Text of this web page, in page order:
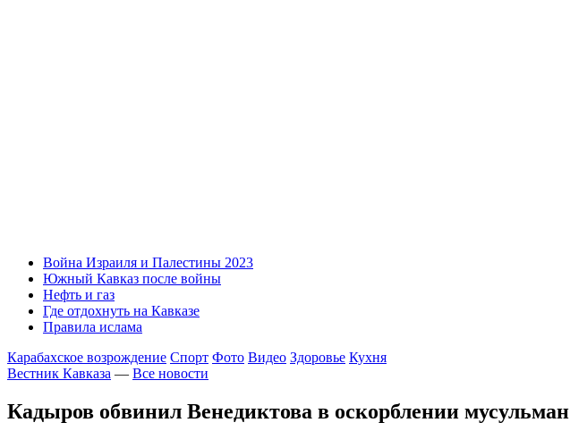
Война Израиля и Палестины 2023
Южный Кавказ после войны
Нефть и газ
Где отдохнуть на Кавказе
Правила ислама
Карабахское возрождение Спорт Фото Видео Здоровье Кухня
Вестник Кавказа — Все новости
Кадыров обвинил Венедиктова в оскорблении мусульман